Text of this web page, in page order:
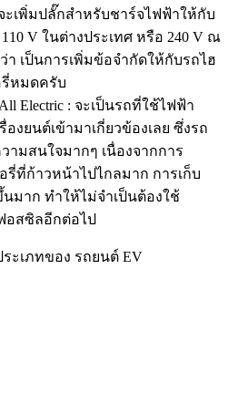
ะเพิ่มปลั๊กสำหรับชาร์จไฟฟ้าให้กับ
V ในต่างประเทศ หรือ 240 V ณ
า เป็นการเพิ่มข้อจำกัดให้กับรถไฮ
รี่หมดครับ
Electric : จะเป็นรถที่ใช้ไฟฟ้า
องยนต์เข้ามาเกี่ยวข้องเลย ซึ่งรถ
ามสนใจมากๆ เนื่องจากการ
ที่ก้าวหน้าไปไกลมาก การเก็บ
มาก ทำให้ไม่จำเป็นต้องใช้
อสซิลอีกต่อไป
ะเภทของ รถยนต์ EV